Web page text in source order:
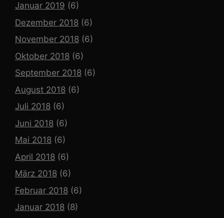
Januar 2019 (6)
Dezember 2018 (6)
November 2018 (6)
Oktober 2018 (6)
September 2018 (6)
August 2018 (6)
Juli 2018 (6)
Juni 2018 (6)
Mai 2018 (6)
April 2018 (6)
März 2018 (6)
Februar 2018 (6)
Januar 2018 (8)